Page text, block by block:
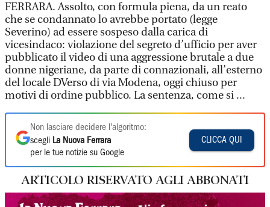
FERRARA. Assolto, con formula piena, da un reato
che se condannato lo avrebbe portato (legge
Severino) ad essere sospeso dalla carica di
vicesindaco: violazione del segreto d’ufficio per aver
pubblicato il video di una aggressione brutale a due
donne nigeriane, da parte di connazionali, all’esterno
del locale DVerso di via Modena, oggi chiuso per
motivi di ordine pubblico. La sentenza, come si ...
Non lasciare decidere l'algoritmo:
scegli La Nuova Ferrara
per le tue notizie su Google
CLICCA QUI
ARTICOLO RISERVATO AGLI ABBONATI